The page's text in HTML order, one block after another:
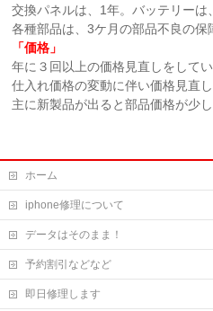
交換パネルは、1年。バッテリーは
各種部品は、3ケ月の部品不良の保
「価格」
年に３回以上の価格見直しをしてい
仕入れ価格の変動に伴い価格見直し
主に新製品が出ると部品価格が少
ホーム
iphone修理について
データはそのまま！
予約割引などなど
即日修理します